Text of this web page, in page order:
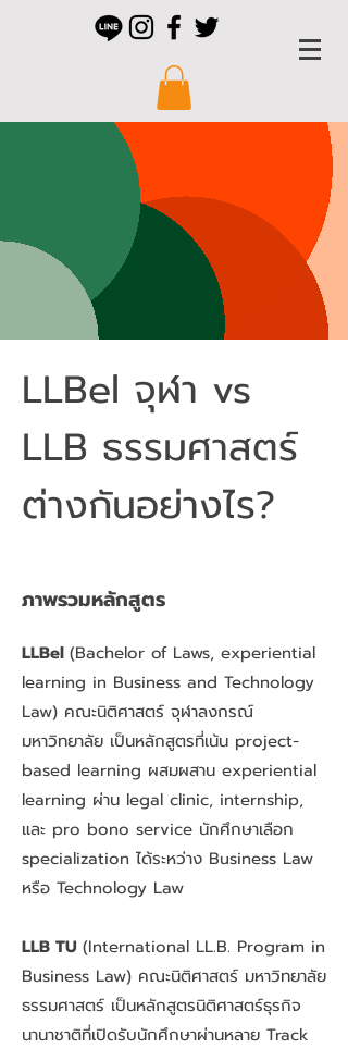
LLBel จุฬา vs
LLB ธรรมศาสตร์
ต่างกันอย่างไร?
ภาพรวมหลักสูตร
LLBel (Bachelor of Laws, experiential
learning in Business and Technology
Law) คณะนิติศาสตร์ จุฬาลงกรณ์
มหาวิทยาลัย เป็นหลักสูตรที่เน้น project-
based learning ผสมผสาน experiential
learning ผ่าน legal clinic, internship,
และ pro bono service นักศึกษาเลือก
specialization ได้ระหว่าง Business Law
หรือ Technology Law
LLB TU (International LL.B. Program in
Business Law) คณะนิติศาสตร์ มหาวิทยาลัย
ธรรมศาสตร์ เป็นหลักสูตรนิติศาสตร์ธุรกิจ
นานาชาติที่เปิดรับนักศึกษาผ่านหลาย Track